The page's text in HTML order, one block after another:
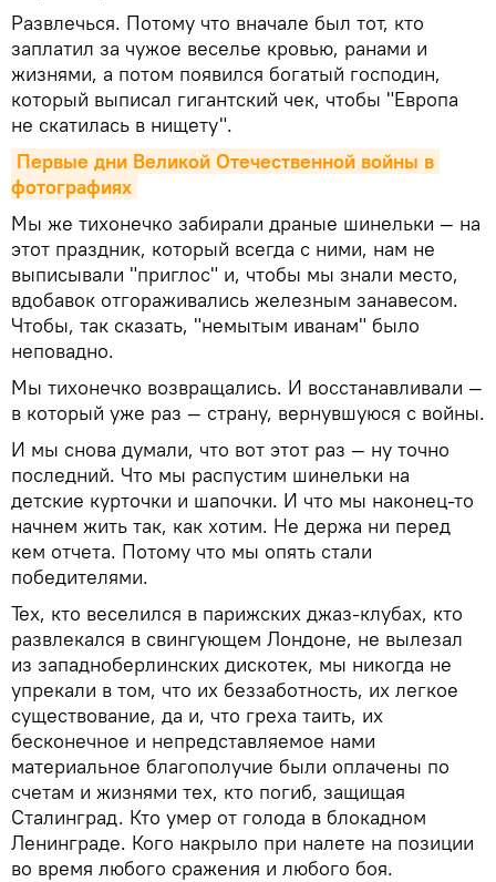
Развлечься. Потому что вначале был тот, кто
заплатил за чужое веселье кровью, ранами и
жизнями, а потом появился богатый господин,
который выписал гигантский чек, чтобы "Европа
не скатилась в нищету".
Первые дни Великой Отечественной войны в
фотографиях
Мы же тихонечко забирали драные шинельки — на
этот праздник, который всегда с ними, нам не
выписывали "приглос" и, чтобы мы знали место,
вдобавок отгораживались железным занавесом.
Чтобы, так сказать, "немытым иванам" было
неповадно.
Мы тихонечко возвращались. И восстанавливали —
в который уже раз — страну, вернувшуюся с войны.
И мы снова думали, что вот этот раз — ну точно
последний. Что мы распустим шинельки на
детские курточки и шапочки. И что мы наконец-то
начнем жить так, как хотим. Не держа ни перед
кем отчета. Потому что мы опять стали
победителями.
Тех, кто веселился в парижских джаз-клубах, кто
развлекался в свингующем Лондоне, не вылезал
из западноберлинских дискотек, мы никогда не
упрекали в том, что их беззаботность, их легкое
существование, да и, что греха таить, их
бесконечное и непредставляемое нами
материальное благополучие были оплачены по
счетам и жизнями тех, кто погиб, защищая
Сталинград. Кто умер от голода в блокадном
Ленинграде. Кого накрыло при налете на позиции
во время любого сражения и любого боя.